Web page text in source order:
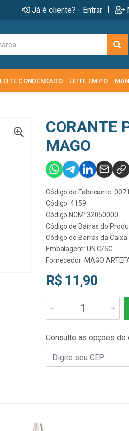
Já é cliente? - Entrar |
LEITE CONDENSADO LEITE EM PO
CORANTE
MAGO
Código do Fabricante:
Código: 4159
Código NCM: 32050000
Código de Barras do
Código de Barras da
Embalagem: UN C/5G
Fornecedor: MAGO
R$ 11,90
Consulte as opções de